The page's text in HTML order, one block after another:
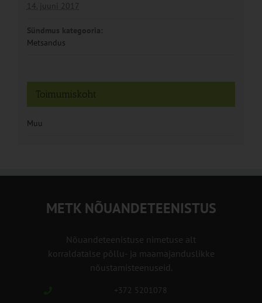
14. juuni 2017
Sündmus kategooria:
Metsandus
Toimumiskoht
Muu
METK NÕUANDETEENISTUS
Nõuandeteenistuse nimetuse alt
korraldatalse põllu- ja maamajanduslikke
nõustamisteenuseid.
+372 5201078